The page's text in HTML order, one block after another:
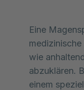
Eine
wie
abzuklären.
einem